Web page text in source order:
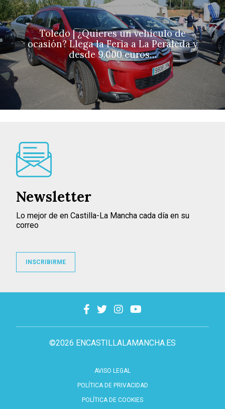
Toledo | ¿Quieres un vehículo de
ocasión? Llega la Feria a La Peraleda y
desde 9.000 euros…
©2026 ENCASTILLALAMANCHA.ES
AVISO LEGAL
POLÍTICA DE PRIVACIDAD
POLÍTICA DE COOKIES
Newsletter
Lo mejor de en Castilla-La Mancha cada día en su
correo
INSCRIBIRME